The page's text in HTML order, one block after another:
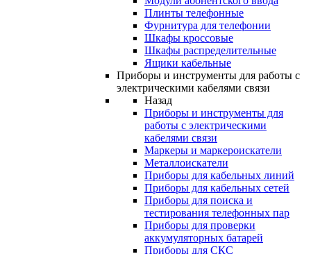
Плинты телефонные
Фурнитура для телефонии
Шкафы кроссовые
Шкафы распределительные
Ящики кабельные
Приборы и инструменты для работы с
электрическими кабелями связи
Назад
Приборы и инструменты для
работы с электрическими
кабелями связи
Маркеры и маркероискатели
Металлоискатели
Приборы для кабельных линий
Приборы для кабельных сетей
Приборы для поиска и
тестирования телефонных пар
Приборы для проверки
аккумуляторных батарей
Приборы для СКС